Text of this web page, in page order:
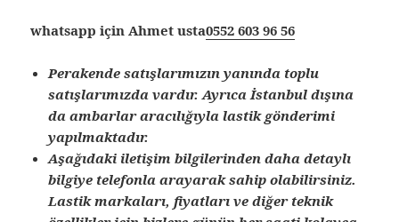
whatsapp için Ahmet usta0552 603 96 56
Perakende satışlarımızın yanında toplu
satışlarımızda vardır. Ayrıca İstanbul dışına
da ambarlar aracılığıyla lastik gönderimi
yapılmaktadır.
Aşağıdaki iletişim bilgilerinden daha detaylı
bilgiye telefonla arayarak sahip olabilirsiniz.
Lastik markaları, fiyatları ve diğer teknik